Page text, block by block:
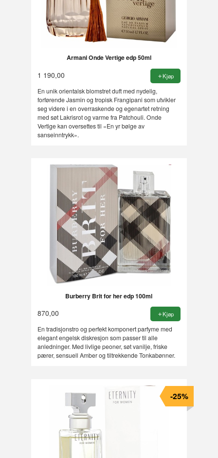
Armani Onde Vertige edp 50ml
1 190,00 Kjøp
En unik orientalsk blomstret duft med nydelig,
forførende Jasmin og tropisk Frangipani som utvikler
seg videre i en overraskende og egenartet retning
med søt Lakrisrot og varme fra Patchouli. Onde
Vertige kan oversettes til «En yr bølge av
sanseinntrykk».
Burberry Brit for her edp 100ml
870,00 Kjøp
En tradisjonstro og perfekt komponert parfyme med
elegant engelsk diskresjon som passer til alle
anledninger. Med livlige peoner, søt vanilje, friske
pærer, sensuell Amber og tiltrekkende Tonkabønner.
-25%